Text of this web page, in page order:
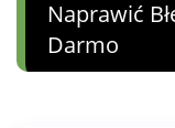
Naprawić
Darmo